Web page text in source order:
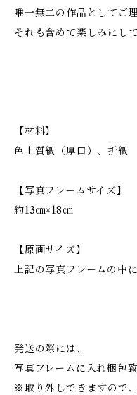
唯一無二の作品としてご理
それも含めて楽しみにし
【材料】
色上質紙（厚口）、折紙
【写真フレームサイズ】
約13㎝×18㎝
【原画サイズ】
上記の写真フレームの中
発送の際には、
写真フレームに入れ梱包致
※取り外しできますので